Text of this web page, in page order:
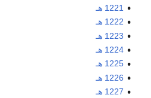
1221 هـ
1222 هـ
1223 هـ
1224 هـ
1225 هـ
1226 هـ
1227 هـ